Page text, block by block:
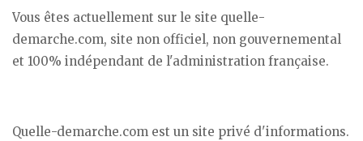
Vous êtes actuellement sur le site quelle-
demarche.com, site non officiel, non gouvernemental
et 100% indépendant de l'administration française.
Quelle-demarche.com est un site privé d'informations.